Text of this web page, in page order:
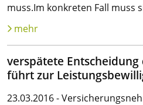
muss.Im konkreten Fall muss
mehr
verspätete
führt zur
23.03.2016 -